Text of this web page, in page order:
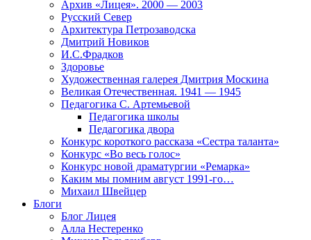
Архив «Лицея». 2000 — 2003
Русский Север
Архитектура Петрозаводска
Дмитрий Новиков
И.С.Фрадков
Здоровье
Художественная галерея Дмитрия Москина
Великая Отечественная. 1941 — 1945
Педагогика С. Артемьевой
Педагогика школы
Педагогика двора
Конкурс короткого рассказа «Сестра таланта»
Конкурс «Во весь голос»
Конкурс новой драматургии «Ремарка»
Каким мы помним август 1991-го…
Михаил Швейцер
Блоги
Блог Лицея
Алла Нестеренко